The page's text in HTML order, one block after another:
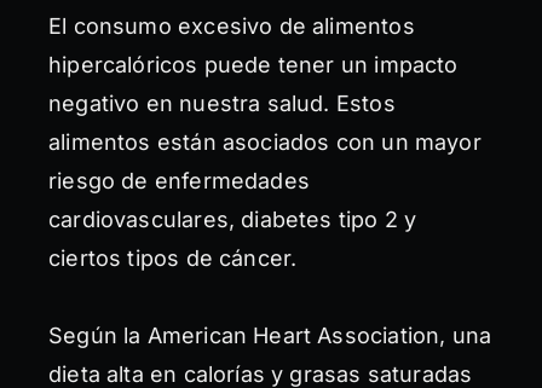
El consumo excesivo de alimentos
hipercalóricos puede tener un impacto
negativo en nuestra salud. Estos
alimentos están asociados con un mayor
riesgo de enfermedades
cardiovasculares, diabetes tipo 2 y
ciertos tipos de cáncer.
Según la American Heart Association, una
dieta alta en calorías y grasas saturadas